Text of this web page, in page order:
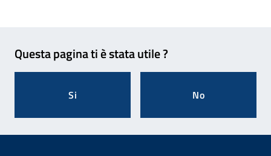
Questa pagina ti è stata utile ?
Si No